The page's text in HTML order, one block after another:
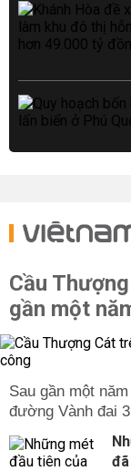
Cầu
gần một
Sau gần một
đường Vành đai